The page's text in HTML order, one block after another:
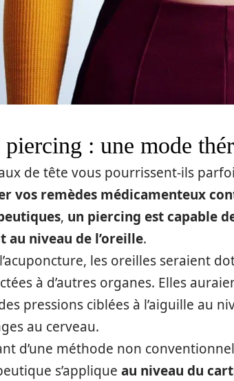
: une mode
de tête vous pourrissent-ils
vos remèdes médicamenteux
, un piercing est capable
au niveau de l’oreille.
les oreilles seraient
à d’autres organes. Elles
pressions ciblées à l’aiguille au
au cerveau.
d’une méthode non
s’applique au niveau du